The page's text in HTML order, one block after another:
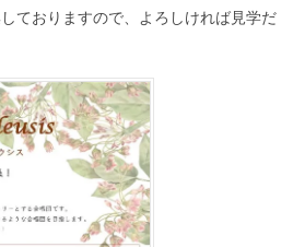
ておりますので、よろしければ見学だ